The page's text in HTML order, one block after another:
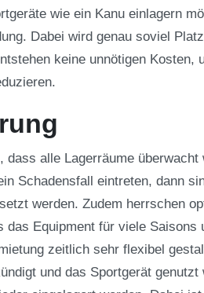
wie ein Kanu einlagern
Dabei wird genau soviel
keine unnötigen Kosten,
alle Lagerräume überwacht
Schadensfall eintreten, dann
werden. Zudem herrschen
das Equipment für viele Saisons
zeitlich sehr flexibel
und das Sportgerät genutzt